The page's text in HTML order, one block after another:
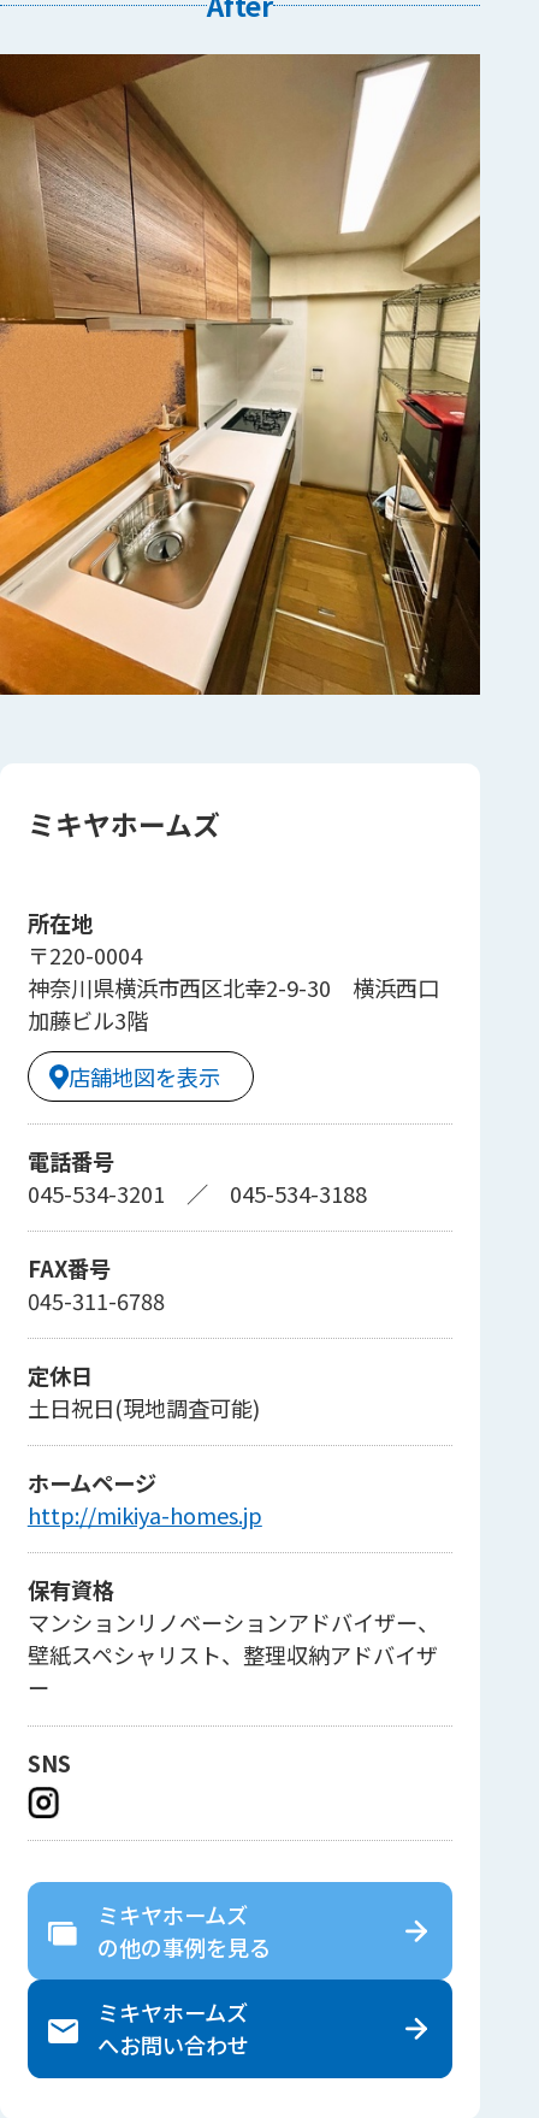
ミキヤホームズ
所在地
〒220-0004
神奈川県横浜市西区北幸2-9-30 横浜西口
加藤ビル3階
店舗地図を表示
電話番号
045-534-3201 ／ 045-534-3188
FAX番号
045-311-6788
定休日
土日祝日(現地調査可能)
ホームページ
http://mikiya-homes.jp
保有資格
マンションリノベーションアドバイザー、
壁紙スペシャリスト、整理収納アドバイザ
ー
SNS
ミキヤホームズ
の他の事例を見る
ミキヤホームズ
へお問い合わせ